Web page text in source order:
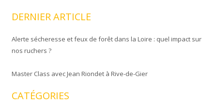
DERNIER ARTICLE
Alerte sécheresse et feux de forêt dans la Loire : quel impact sur
nos ruchers ?
Master Class avec Jean Riondet à Rive-de-Gier
CATÉGORIES